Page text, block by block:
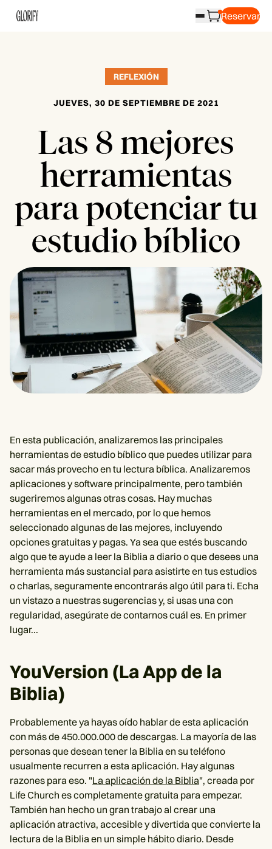
Reservar
REFLEXIÓN
JUEVES, 30 DE SEPTIEMBRE DE 2021
Las 8 mejores
herramientas
para potenciar tu
estudio bíblico
En esta publicación, analizaremos las principales
herramientas de estudio bíblico que puedes utilizar para
sacar más provecho en tu lectura bíblica. Analizaremos
aplicaciones y software principalmente, pero también
sugeriremos algunas otras cosas. Hay muchas
herramientas en el mercado, por lo que hemos
seleccionado algunas de las mejores, incluyendo
opciones gratuitas y pagas. Ya sea que estés buscando
algo que te ayude a leer la Biblia a diario o que desees una
herramienta más sustancial para asistirte en tus estudios
o charlas, seguramente encontrarás algo útil para ti. Echa
un vistazo a nuestras sugerencias y, si usas una con
regularidad, asegúrate de contarnos cuál es. En primer
lugar...
YouVersion (La App de la
Biblia)
Probablemente ya hayas oído hablar de esta aplicación
con más de 450.000.000 de descargas. La mayoría de las
personas que desean tener la Biblia en su teléfono
usualmente recurren a esta aplicación. Hay algunas
razones para eso. "La aplicación de la Biblia", creada por
Life Church es completamente gratuita para empezar.
También han hecho un gran trabajo al crear una
aplicación atractiva, accesible y divertida que convierte la
lectura de la Biblia en un simple hábito diario. Desde